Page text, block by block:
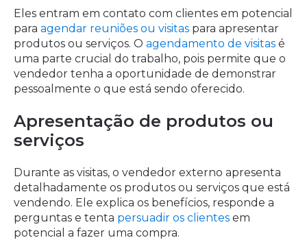
Eles entram em contato com clientes em potencial
para agendar reuniões ou visitas para apresentar
produtos ou serviços. O agendamento de visitas é
uma parte crucial do trabalho, pois permite que o
vendedor tenha a oportunidade de demonstrar
pessoalmente o que está sendo oferecido.
Apresentação de produtos ou
serviços
Durante as visitas, o vendedor externo apresenta
detalhadamente os produtos ou serviços que está
vendendo. Ele explica os benefícios, responde a
perguntas e tenta persuadir os clientes em
potencial a fazer uma compra.